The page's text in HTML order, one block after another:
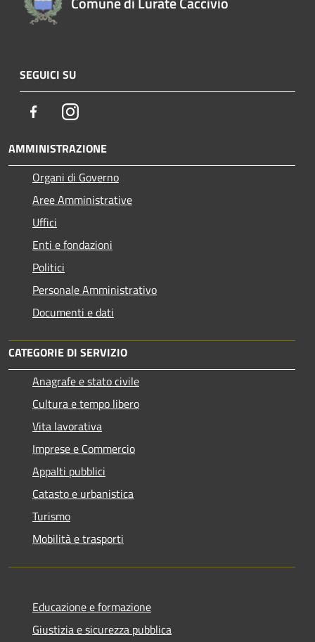
SEGUICI SU
FacebookInstagram
AMMINISTRAZIONE
Organi di Governo
Aree Amministrative
Uffici
Enti e fondazioni
Politici
Personale Amministrativo
Documenti e dati
CATEGORIE DI SERVIZIO
Anagrafe e stato civile
Cultura e tempo libero
Vita lavorativa
Imprese e Commercio
Appalti pubblici
Catasto e urbanistica
Turismo
Mobilità e trasporti
Educazione e formazione
Giustizia e sicurezza pubblica